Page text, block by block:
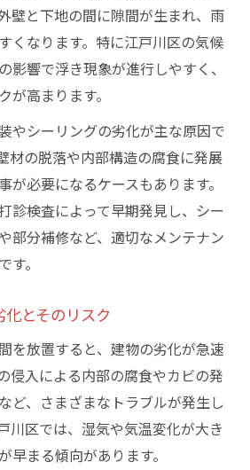
壁と下地の間に隙間が生まれ、雨
くなります。特に江戸川区の気候
影響で浮き現象が進行しやすく、
が高まります。
やシーリングの劣化が主な原因で
材の脱落や内部構造の腐食に発展
が必要になるケースもあります。
診検査によって早期発見し、シー
部分補修など、適切なメンテナン
。
とそのリスク
を放置すると、建物の劣化が急速
侵入による内部の腐食やカビの発
ど、さまざまなトラブルが発生し
川区では、湿気や気温変化が大き
早まる傾向があります。